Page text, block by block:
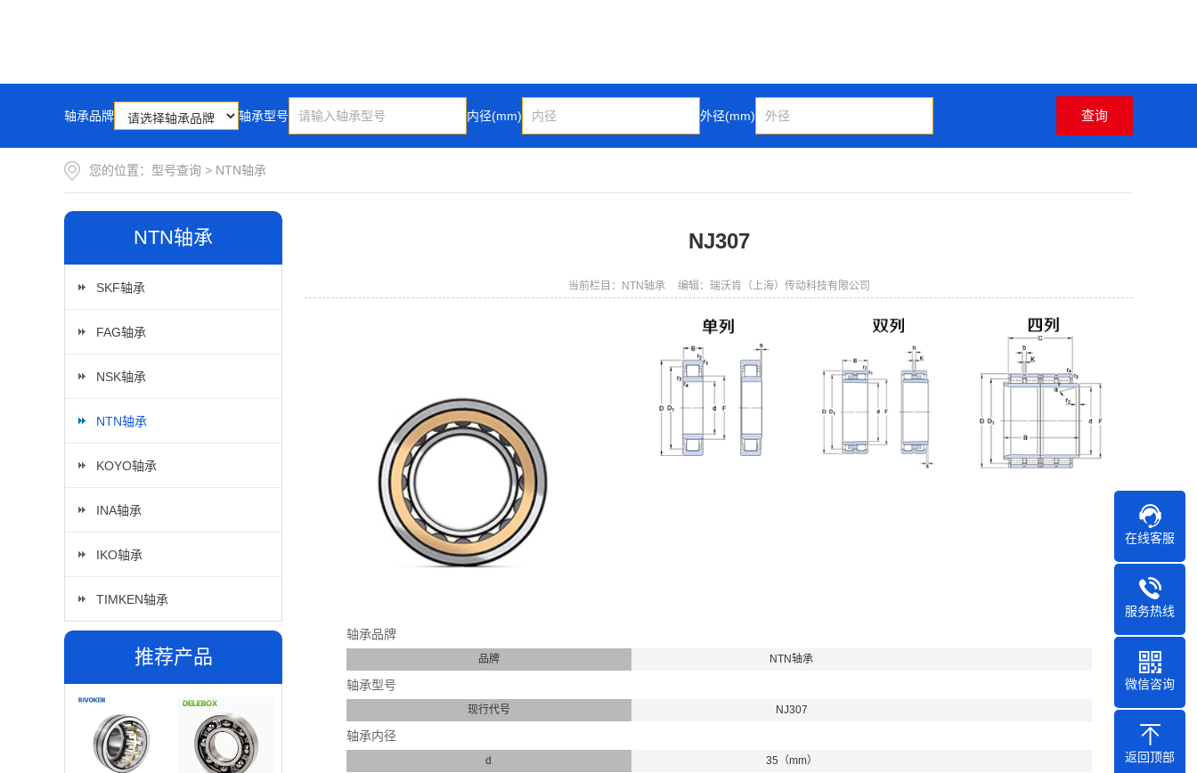
轴承品牌 轴承型号 内径(mm) 外径(mm)
您的位置： 型号查询 > NTN轴承
NTN轴承
SKF轴承
FAG轴承
NSK轴承
NTN轴承
KOYO轴承
INA轴承
IKO轴承
TIMKEN轴承
推荐产品
NJ307
当前栏目：NTN轴承 编辑：瑞沃肯（上海）传动科技有限公司
轴承品牌
品牌 NTN轴承
轴承型号
现行代号 NJ307
轴承内径
d 35（mm）
在线客服
服务热线
微信咨询
返回顶部